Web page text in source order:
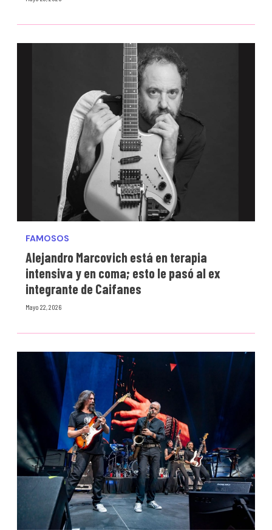
FAMOSOS
Alejandro Marcovich está en terapia
intensiva y en coma; esto le pasó al ex
integrante de Caifanes
Mayo 22, 2026